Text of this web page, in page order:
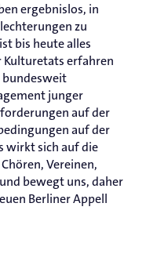
ergebnislos, in
zu
bis heute alles
Kulturetats erfahren
junger
auf der
auf der
wirkt sich auf die
Vereinen,
bewegt uns, daher
Berliner Appell